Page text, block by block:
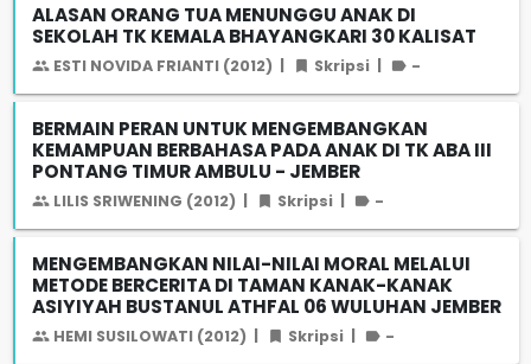
ALASAN ORANG TUA MENUNGGU ANAK DI
SEKOLAH TK KEMALA BHAYANGKARI 30 KALISAT
ESTI NOVIDA FRIANTI (2012) | Skripsi | -
BERMAIN PERAN UNTUK MENGEMBANGKAN
KEMAMPUAN BERBAHASA PADA ANAK DI TK ABA III
PONTANG TIMUR AMBULU - JEMBER
LILIS SRIWENING (2012) | Skripsi | -
MENGEMBANGKAN NILAI-NILAI MORAL MELALUI
METODE BERCERITA DI TAMAN KANAK-KANAK
ASIYIYAH BUSTANUL ATHFAL 06 WULUHAN JEMBER
HEMI SUSILOWATI (2012) | Skripsi | -